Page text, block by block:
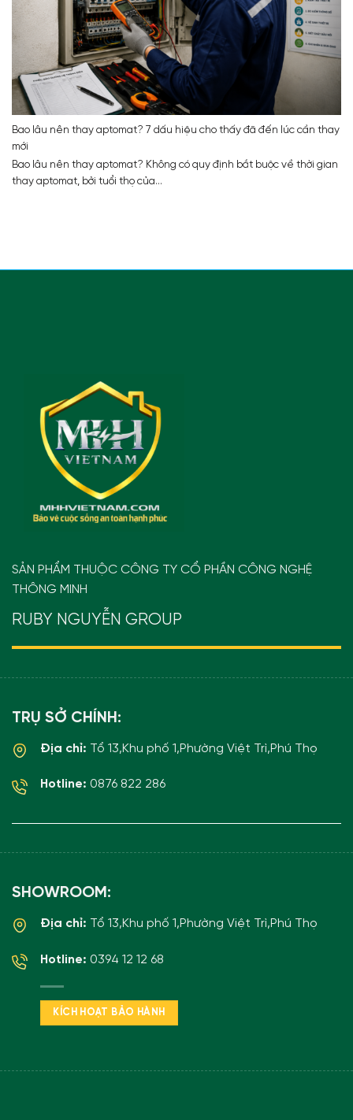
Bao lâu nên thay aptomat? 7 dấu hiệu cho thấy đã đến lúc cần thay
mới
Bao lâu nên thay aptomat? Không có quy định bắt buộc về thời gian
thay aptomat, bởi tuổi thọ của...
SẢN PHẨM THUỘC CÔNG TY CỔ PHẦN CÔNG NGHỆ
THÔNG MINH
RUBY NGUYỄN GROUP
TRỤ SỞ CHÍNH:
Địa chỉ: Tổ 13,Khu phố 1,Phường Việt Trì,Phú Thọ
Hotline: 0876 822 286
SHOWROOM:
Địa chỉ: Tổ 13,Khu phố 1,Phường Việt Trì,Phú Thọ
Hotline: 0394 12 12 68
KÍCH HOẠT BẢO HÀNH